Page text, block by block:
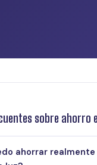
sobre ahorro
ahorrar realmente